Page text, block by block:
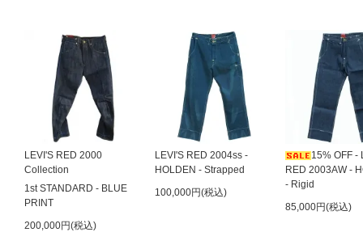
LEVI'S RED 2000
Collection
1st STANDARD - BLUE
PRINT
200,000円(税込)
LEVI'S RED 2004ss -
HOLDEN - Strapped
100,000円(税込)
15% OFF -
RED 2003AW -
- Rigid
85,000円(税込)